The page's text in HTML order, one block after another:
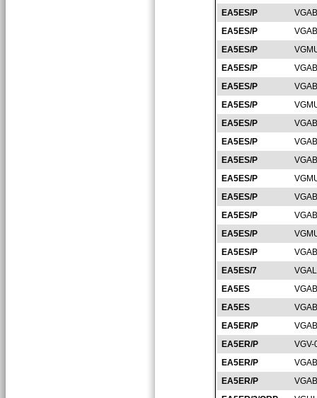
EA5ES/P
EA5ES/P
EA5ES/P
EA5ES/P
EA5ES/P
EA5ES/P
EA5ES/P
EA5ES/P
EA5ES/P
EA5ES/P
EA5ES/P
EA5ES/P
EA5ES/P
EA5ES/P
EA5ES/7
EA5ES
EA5ES
EA5ER/P
EA5ER/P
VGV-
EA5ER/P
EA5ER/P